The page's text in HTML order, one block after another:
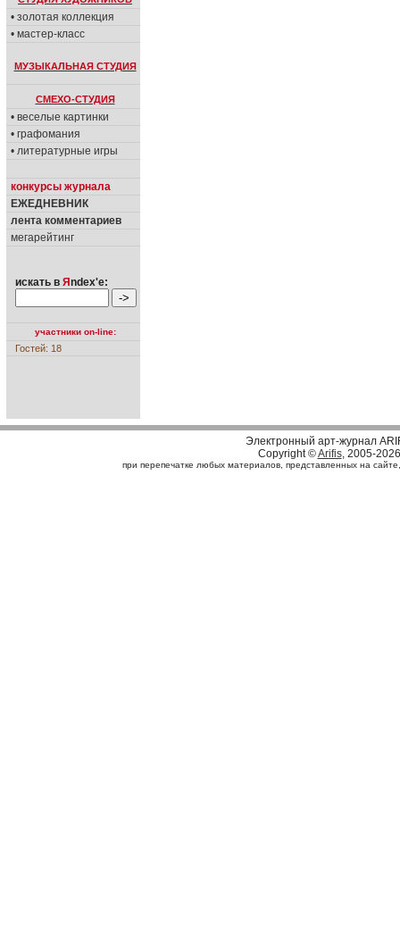
• золотая коллекция
• мастер-класс
МУЗЫКАЛЬНАЯ СТУДИЯ
СМЕХО-СТУДИЯ
• веселые картинки
• графомания
• литературные игры
конкурсы журнала
ЕЖЕДНЕВНИК
лента комментариев
мегарейтинг
искать в Я ndex'е:
участники on-line:
Гостей: 18
Электронный арт-журнал
Copyright ©Arifis, 2005-2026
при перепечатке любых материалов, представленных на